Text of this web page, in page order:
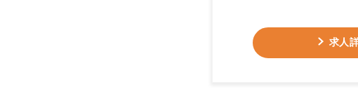
対してリスペク
求人